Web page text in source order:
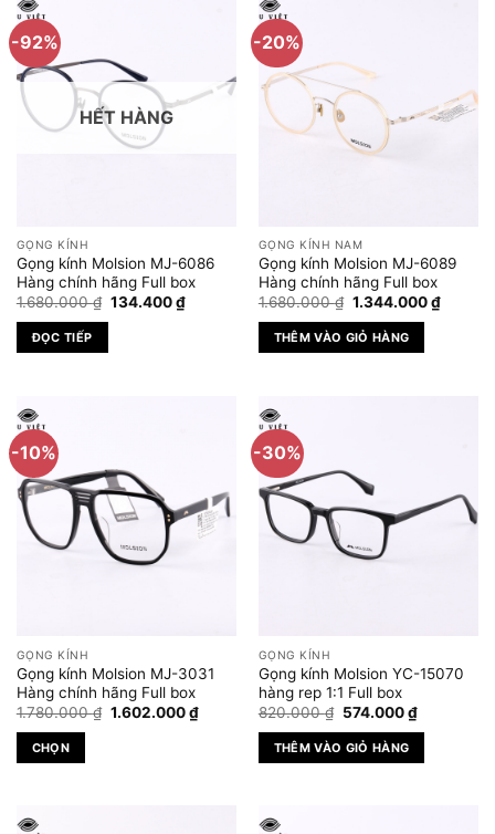
-92%
HẾT HÀNG
GỌNG KÍNH
Gọng kính Molsion MJ-6086
Hàng chính hãng Full box
1.680.000₫ Giá
134.400₫Giá
hiện
134.400 ₫.
ĐỌC TIẾP
-20%
GỌNG KÍNH NAM
Gọng kính Molsion MJ-6089
Hàng chính hãng Full box
1.680.000₫ Giá
là:
1.680.000 ₫.
1.344.000₫Giá
hiện
THÊM VÀO GIỎ HÀNG
-10%
GỌNG KÍNH
Gọng kính Molsion MJ-3031
Hàng chính hãng Full box
1.780.000₫ Giá
1.602.000₫Giá
hiện
1.602.000 ₫.
CHỌN
này
-30%
GỌNG KÍNH
Gọng kính Molsion YC-15070
hàng rep 1:1 Full box
820.000₫ Giá
là:
820.000 ₫.
574.000₫Giá
hiện
574.000 ₫.
THÊM VÀO GIỎ HÀNG